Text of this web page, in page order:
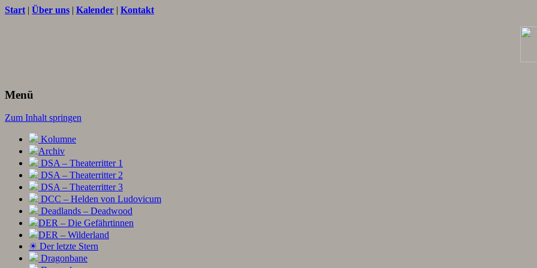
Start | Über uns | Kalender | Kontakt
Menü
Zum Inhalt springen
Kolumne
Archiv
DSA – Theaterritter 1
DSA – Theaterritter 2
DSA – Theaterritter 3
DCC – Helden von Ludovicum
Deadlands – Deadwood
DER – Die Gefährtinnen
DER – Wilderland
☀ Der letzte Stern
Dragonbane